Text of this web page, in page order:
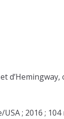
d’Hemingway,
; 2016 ; 104